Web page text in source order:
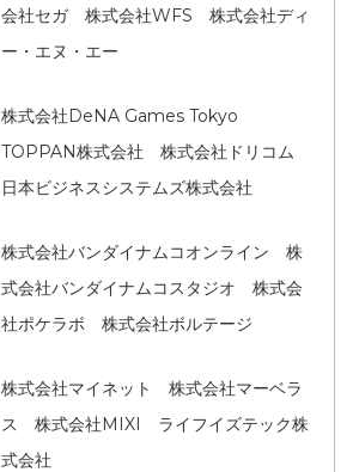
会社セガ 株式会社WFS 株式会社ディ
ー・エヌ・エー
株式会社DeNA Games Tokyo
TOPPAN株式会社 株式会社ドリコム
日本ビジネスシステムズ株式会社
株式会社バンダイナムコオンライン 株
式会社バンダイナムコスタジオ 株式会
社ポケラボ 株式会社ボルテージ
株式会社マイネット 株式会社マーベラ
ス 株式会社MIXI ライフイズテック株
式会社